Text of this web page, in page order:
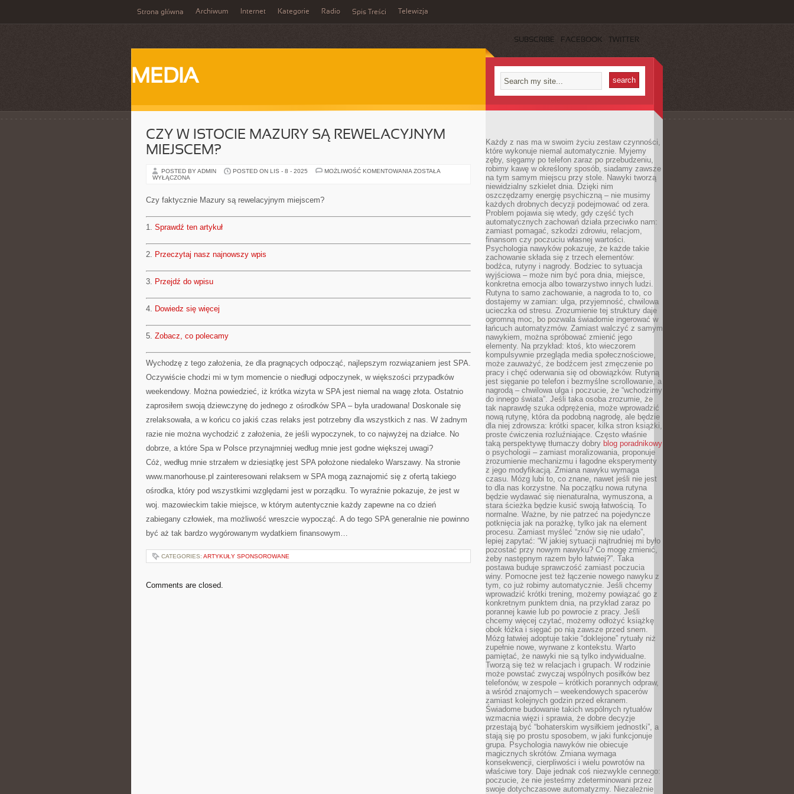
Strona główna Archiwum Internet Kategorie Radio Spis Treści Telewizja
SUBSCRIBE FACEBOOK TWITTER
MEDIA
CZY W ISTOCIE MAZURY SĄ REWELACYJNYM
MIEJSCEM?
POSTED BY ADMIN POSTED ON LIS - 8 - 2025 MOŻLIWOŚĆ KOMENTOWANIA CZY
ZOSTAŁA
WYŁĄCZONA
Czy faktycznie Mazury są rewelacyjnym miejscem?
1. Sprawdź ten artykuł
2. Przeczytaj nasz najnowszy wpis
3. Przejdź do wpisu
4. Dowiedz się więcej
5. Zobacz, co polecamy
Wychodzę z tego założenia, że dla pragnących odpocząć, najlepszym rozwiązaniem jest SPA.
Oczywiście chodzi mi w tym momencie o niedługi odpoczynek, w większości przypadków
weekendowy. Można powiedzieć, iż krótka wizyta w SPA jest niemal na wagę złota. Ostatnio
zaprosiłem swoją dziewczynę do jednego z ośrodków SPA – była uradowana! Doskonale się
zrelaksowała, a w końcu co jakiś czas relaks jest potrzebny dla wszystkich z nas. W żadnym
razie nie można wychodzić z założenia, że jeśli wypoczynek, to co najwyżej na działce. No
dobrze, a które Spa w Polsce przynajmniej według mnie jest godne większej uwagi?
Cóż, według mnie strzałem w dziesiątkę jest SPA położone niedaleko Warszawy. Na stronie
www.manorhouse.pl zainteresowani relaksem w SPA mogą zaznajomić się z ofertą takiego
ośrodka, który pod wszystkimi względami jest w porządku. To wyraźnie pokazuje, że jest w
woj. mazowieckim takie miejsce, w którym autentycznie każdy zapewne na co dzień
zabiegany człowiek, ma możliwość wreszcie wypocząć. A do tego SPA generalnie nie powinno
być aż tak bardzo wygórowanym wydatkiem finansowym…
CATEGORIES: ARTYKUŁY SPONSOROWANE
Comments are closed.
Każdy z nas ma w swoim życiu zestaw czynności,
które wykonuje niemal automatycznie. Myjemy
zęby, sięgamy po telefon zaraz po przebudzeniu,
robimy kawę w określony sposób, siadamy zawsze
na tym samym miejscu przy stole. Nawyki tworzą
niewidzialny szkielet dnia. Dzięki nim
oszczędzamy energię psychiczną – nie musimy
każdych drobnych decyzji podejmować od zera.
Problem pojawia się wtedy, gdy część tych
automatycznych zachowań działa przeciwko nam:
zamiast pomagać, szkodzi zdrowiu, relacjom,
finansom czy poczuciu własnej wartości.
Psychologia nawyków pokazuje, że każde takie
zachowanie składa się z trzech elementów:
bodźca, rutyny i nagrody. Bodziec to sytuacja
wyjściowa – może nim być pora dnia, miejsce,
konkretna emocja albo towarzystwo innych ludzi.
Rutyna to samo zachowanie, a nagroda to to, co
dostajemy w zamian: ulga, przyjemność, chwilowa
ucieczka od stresu. Zrozumienie tej struktury daje
ogromną moc, bo pozwala świadomie ingerować w
łańcuch automatyzmów. Zamiast walczyć z samym
nawykiem, można spróbować zmienić jego
elementy. Na przykład: ktoś, kto wieczorem
kompulsywnie przegląda media społecznościowe,
może zauważyć, że bodźcem jest zmęczenie po
pracy i chęć oderwania się od obowiązków. Rutyną
jest sięganie po telefon i bezmyślne scrollowanie, a
nagrodą – chwilowa ulga i poczucie, że “wchodzimy
do innego świata”. Jeśli taka osoba zrozumie, że
tak naprawdę szuka odprężenia, może wprowadzić
nową rutynę, która da podobną nagrodę, ale będzie
dla niej zdrowsza: krótki spacer, kilka stron książki,
proste ćwiczenia rozluźniające. Często właśnie
taką perspektywę tłumaczy dobry blog poradnikowy
o psychologii – zamiast moralizowania, proponuje
zrozumienie mechanizmu i łagodne eksperymenty
z jego modyfikacją. Zmiana nawyku wymaga
czasu. Mózg lubi to, co znane, nawet jeśli nie jest
to dla nas korzystne. Na początku nowa rutyna
będzie wydawać się nienaturalna, wymuszona, a
stara ścieżka będzie kusić swoją łatwością. To
normalne. Ważne, by nie patrzeć na pojedyncze
potknięcia jak na porażkę, tylko jak na element
procesu. Zamiast myśleć “znów się nie udało”,
lepiej zapytać: “W jakiej sytuacji najtrudniej mi było
pozostać przy nowym nawyku? Co mogę zmienić,
żeby następnym razem było łatwiej?”. Taka
postawa buduje sprawczość zamiast poczucia
winy. Pomocne jest też łączenie nowego nawyku z
tym, co już robimy automatycznie. Jeśli chcemy
wprowadzić krótki trening, możemy powiązać go z
konkretnym punktem dnia, na przykład zaraz po
porannej kawie lub po powrocie z pracy. Jeśli
chcemy więcej czytać, możemy odłożyć książkę
obok łóżka i sięgać po nią zawsze przed snem.
Mózg łatwiej adoptuje takie “doklejone” rytuały niż
zupełnie nowe, wyrwane z kontekstu. Warto
pamiętać, że nawyki nie są tylko indywidualne.
Tworzą się też w relacjach i grupach. W rodzinie
może powstać zwyczaj wspólnych posiłków bez
telefonów, w zespole – krótkich porannych odpraw,
a wśród znajomych – weekendowych spacerów
zamiast kolejnych godzin przed ekranem.
Świadome budowanie takich wspólnych rytuałów
wzmacnia więzi i sprawia, że dobre decyzje
przestają być “bohaterskim wysiłkiem jednostki”, a
stają się po prostu sposobem, w jaki funkcjonuje
grupa. Psychologia nawyków nie obiecuje
magicznych skrótów. Zmiana wymaga
konsekwencji, cierpliwości i wielu powrotów na
właściwe tory. Daje jednak coś niezwykle cennego:
poczucie, że nie jesteśmy zdeterminowani przez
swoje dotychczasowe automatyzmy. Niezależnie